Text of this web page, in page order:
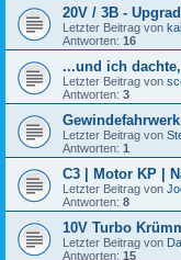
20V / 3B -
Letzter Beitrag von
Antworten: 16
...und ich
Letzter Beitrag von
Antworten: 3
Letzter Beitrag von
Antworten: 1
C3 | Motor KP |
Letzter Beitrag von
Antworten: 8
10V Turbo
Letzter Beitrag von
Antworten: 15